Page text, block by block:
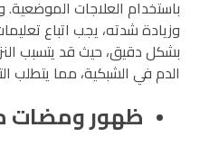
باستخدام العلاجات
وزيادة شدته، يجب اتباع
بشكل دقيق، حيث قد يتسبب
الدم في الشبكية، مما يتطلب
ظهور ومضات